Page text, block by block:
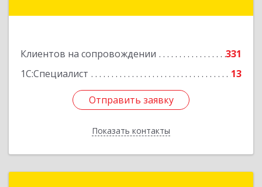
Клиентов на сопровождении
331
1С:Специалист
13
Отправить заявку
Показать контакты
Отправить заявку
Назад